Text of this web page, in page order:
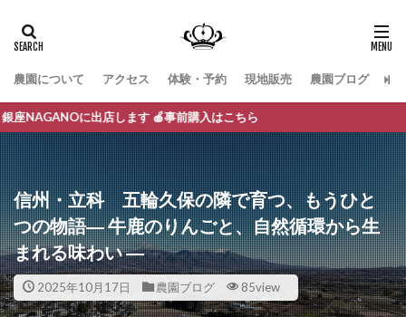
農園について アクセス 体験・予約 現地販売 農園ブログ お
す 🍎事前購入はこちら
信州・立科 五輪久保の隣で育つ、もうひと
つの物語― 牛鹿のりんごと、自然循環から生
まれる味わい ―
2025年10月17日 農園ブログ 85view